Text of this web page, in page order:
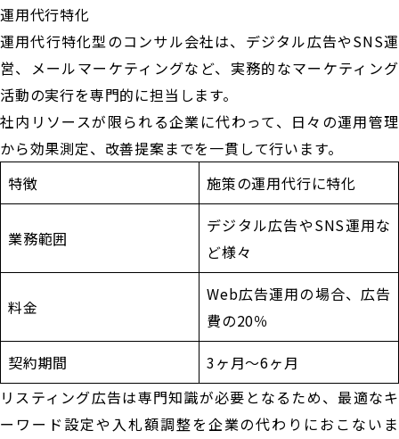
運用代行特化
運用代行特化型のコンサル会社は、デジタル広告やSNS運
営、メールマーケティングなど、実務的なマーケティング
活動の実行を専門的に担当します。
社内リソースが限られる企業に代わって、日々の運用管理
から効果測定、改善提案までを一貫して行います。
特徴
施策の運用代行に特化
業務範囲
デジタル広告やSNS運用な
ど様々
料金
Web広告運用の場合、広告
費の20％
契約期間
3ヶ月〜6ヶ月
リスティング広告は専門知識が必要となるため、最適なキ
ーワード設定や入札額調整を企業の代わりにおこないま